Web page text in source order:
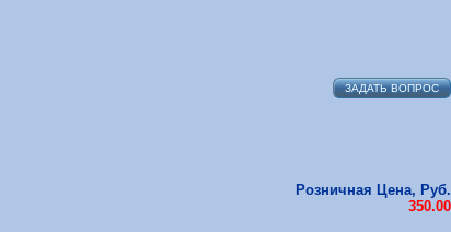
ЗАДАТЬ ВОПРОС
Розничная Цена, Руб.
350.00